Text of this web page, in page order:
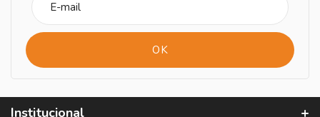
Institucional